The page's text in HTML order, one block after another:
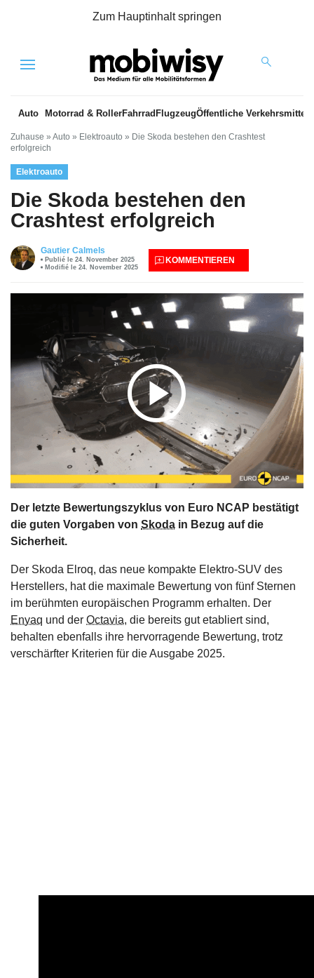
Zum Hauptinhalt springen
Menu
Auto Motorrad & RollerFahrrad FlugzeugÖffentliche Verkehrsmittel
Zuhause » Auto » Elektroauto » Die Skoda bestehen den Crashtest
erfolgreich
Elektroauto
Die Skoda bestehen den
Crashtest erfolgreich
Gautier Calmels
Publié le 24. November 2025
Modifié le 24. November 2025
KOMMENTIEREN
Der letzte Bewertungszyklus von Euro NCAP bestätigt
die guten Vorgaben von Skoda in Bezug auf die
Sicherheit.
Der Skoda Elroq, das neue kompakte Elektro-SUV des
Herstellers, hat die maximale Bewertung von fünf Sternen
im berühmten europäischen Programm erhalten. Der
Enyaq und der Octavia, die bereits gut etabliert sind,
behalten ebenfalls ihre hervorragende Bewertung, trotz
verschärfter Kriterien für die Ausgabe 2025.